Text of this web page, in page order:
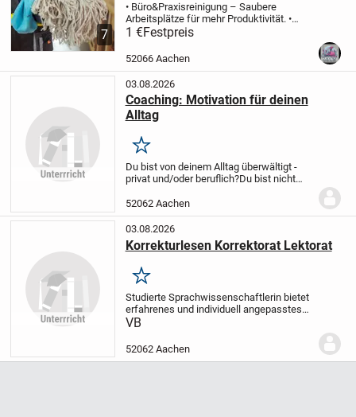
7
• Büro&Praxisreinigung – Saubere
Arbeitsplätze für mehr Produktivität.•
Haushaltsreinigung – Gründliche
Reinigung für Ihr Zuhause.
Treppenhausreinigung – Gepflegte
1 €Festpreis
52066 Aachen
03.08.2026
Coaching: Motivation für deinen
Alltag
Merken
Du bist von deinem Alltag überwältigt -
privat und/oder beruflich?Du bist nicht
dich.
52062 Aachen
03.08.2026
Korrekturlesen Korrektorat Lektorat
Merken
Studierte Sprachwissenschaftlerin bietet
erfahrenes und individuell angepasstes
Korrektorat und/ oder Lektorat von Haus-,
oder Doktorarbeiten, sowie Schriftsät...
VB
52062 Aachen